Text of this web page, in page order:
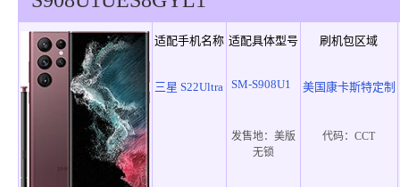
适配手机名称 适配具体型号 刷机包区域
三星 S22Ultra SM-S908U1 美国康卡斯特定制
发售地： 美版
无锁
代码：CCT